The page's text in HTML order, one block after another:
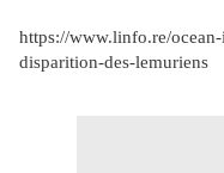
https://www.linfo.re/
disparition-des-lemuriens